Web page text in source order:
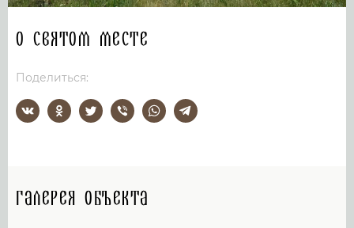
О святом месте
Поделиться:
Галерея объекта